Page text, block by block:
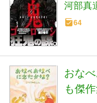
河部真
64
おな
も傑